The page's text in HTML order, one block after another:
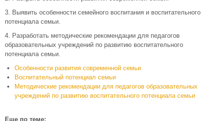
3. Выявить особенности семейного воспитания и воспитательного
потенциала семьи.
4. Разработать методические рекомендации для педагогов
образовательных учреждений по развитию воспитательного
потенциала семьи.
Особенности развития современной семьи
Воспитательный потенциал семьи
Методические рекомендации для педагогов образовательных
учреждений по развитию воспитательного потенциала семьи
Еще по теме: